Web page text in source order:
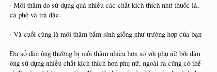
· Môi thâm do sử dụng quá nhiều các chất kích thích như thuốc lá,
cà phê và trà đặc.
· Và cuối cùng là môi thâm bẩm sinh giống như trường hợp của bạn
Đa số đàn ông thường bị môi thâm nhiều hơn so với phụ nữ bởi đàn
ông sử dụng nhiều chất kích thích hơn phụ nữ, ngoài ra cũng có thể